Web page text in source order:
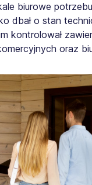
biurowe
dbał o stan
kontrolował
oraz